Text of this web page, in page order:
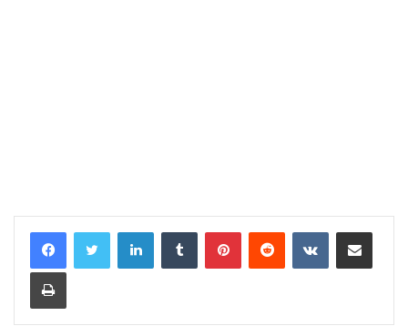
LinkedInTumblr PinterestReddit VKontakteShare via Email
Print